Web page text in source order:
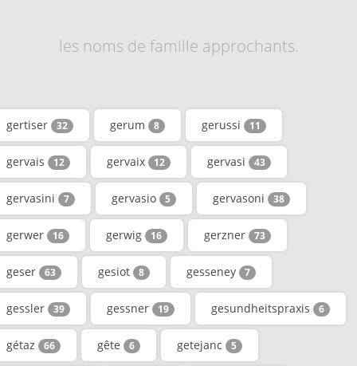
les noms de famille approchants.
gertiser 32 gerum 8 gerussi 11
gervais 12 gervaix 12 gervasi 43
gervasini 7 gervasio 5 gervasoni 38
gerwer 16 gerwig 16 gerzner 73
geser 63 gesiot 8 gesseney 7
gessler 39 gessner 19 gesundheitspraxis 6
gétaz 66 gête 6 getejanc 5